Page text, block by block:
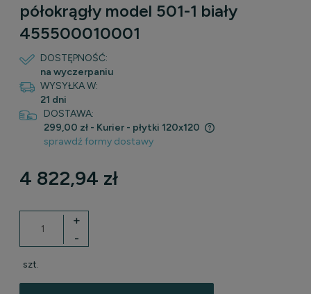
półokrągły model 501-1 biały
455500010001
DOSTĘPNOŚĆ:
na wyczerpaniu
WYSYŁKA W:
21 dni
DOSTAWA:
299,00 zł - Kurier - płytki 120x120
Cena nie zawiera ewentualnych kosztów płatności
sprawdź formy dostawy
4 822,94 zł
-
+
szt.